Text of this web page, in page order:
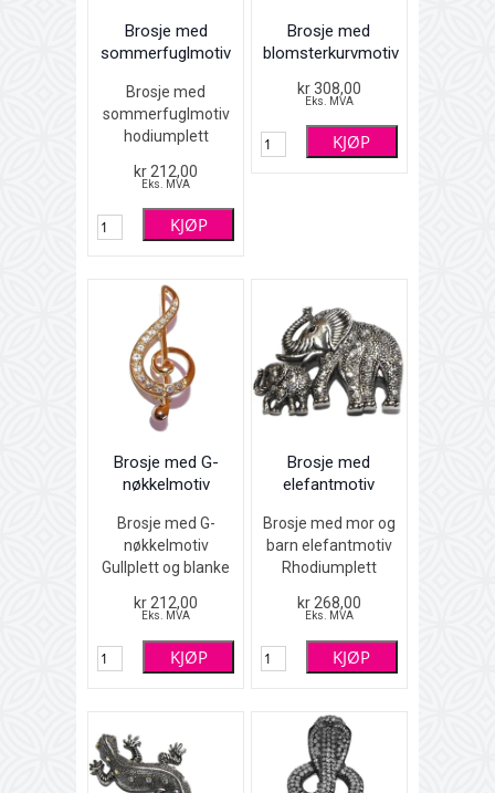
Brosje med
sommerfuglmotiv
Brosje med
sommerfuglmotiv
hodiumplett
multifargete
krystaller
Lengde 3cm
kr 212,00
Eks. MVA
KJØP
Brosje med
blomsterkurvmotiv
kr 308,00
Eks. MVA
KJØP
Brosje med G-
nøkkelmotiv
Brosje med G-
nøkkelmotiv
Gullplett og blanke
krystaller
kr 212,00
Eks. MVA
KJØP
Brosje med
elefantmotiv
Brosje med mor og
barn elefantmotiv
Rhodiumplett
hvit- ogsortfargete
krystaller
Lengde 5 cm
kr 268,00
Eks. MVA
KJØP